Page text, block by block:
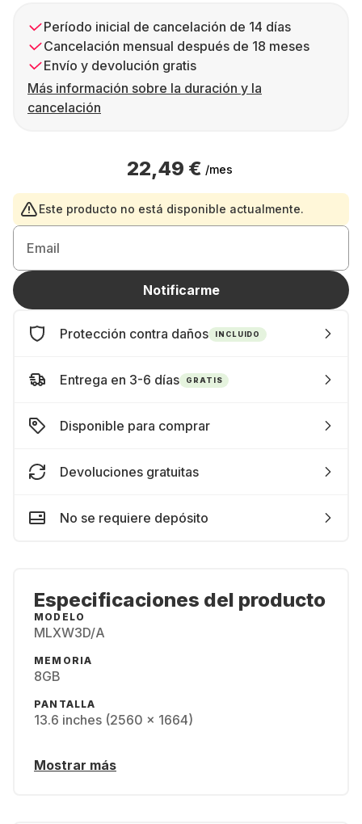
Período inicial de cancelación de 14 días
Cancelación mensual después de 18 meses
Envío y devolución gratis
Más información sobre la duración y la
cancelación
22,49 € /mes
Este producto no está disponible actualmente.
Email
Notificarme
Protección contra daños INCLUIDO
Entrega en 3-6 días GRATIS
Disponible para comprar
Devoluciones gratuitas
No se requiere depósito
Especificaciones del producto
MODELO
MLXW3D/A
MEMORIA
8GB
PANTALLA
13.6 inches (2560 x 1664)
Mostrar más